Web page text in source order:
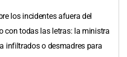
los incidentes afuera del
con todas las letras: la ministra
infiltrados o desmadres para